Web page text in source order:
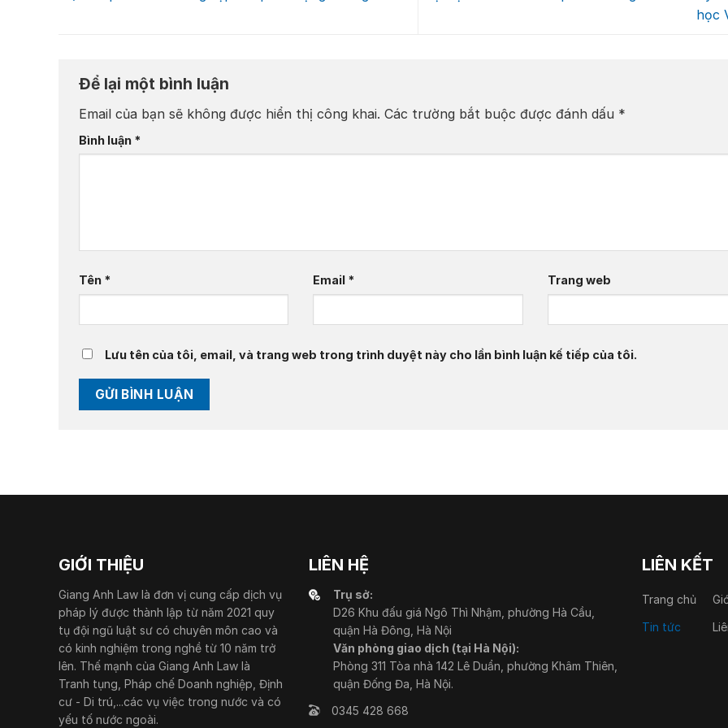
học
Để lại một bình luận
Email của bạn sẽ không được hiển thị công khai. Các trường bắt buộc được đánh dấu *
Bình luận *
Tên * Email * Trang web
Lưu tên của tôi, email, và trang web trong trình duyệt này cho lần bình luận kế tiếp của tôi.
GIỚI THIỆU
Giang Anh Law là đơn vị cung cấp dịch vụ
pháp lý được thành lập từ năm 2021 quy
tụ đội ngũ luật sư có chuyên môn cao và
có kinh nghiệm trong nghề từ 10 năm trở
lên. Thế mạnh của Giang Anh Law là
Tranh tụng, Pháp chế Doanh nghiệp, Định
cư - Di trú,...các vụ việc trong nước và có
yếu tố nước ngoài.
LIÊN HỆ
Trụ sở:
D26 Khu đấu giá Ngô Thì Nhậm, phường Hà Cầu,
quận Hà Đông, Hà Nội
Văn phòng giao dịch (tại Hà Nội):
Phòng 311 Tòa nhà 142 Lê Duẩn, phường Khâm Thiên,
quận Đống Đa, Hà Nội.
0345 428 668
LIÊN KẾT
Trang chủ
Tin tức